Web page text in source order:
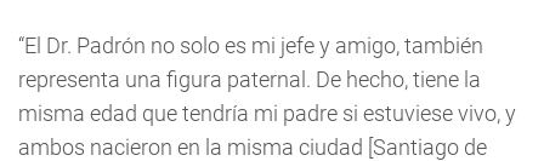
“El Dr. Padrón no solo es mi jefe y amigo, también
representa una figura paternal. De hecho, tiene la
misma edad que tendría mi padre si estuviese vivo, y
ambos nacieron en la misma ciudad [Santiago de